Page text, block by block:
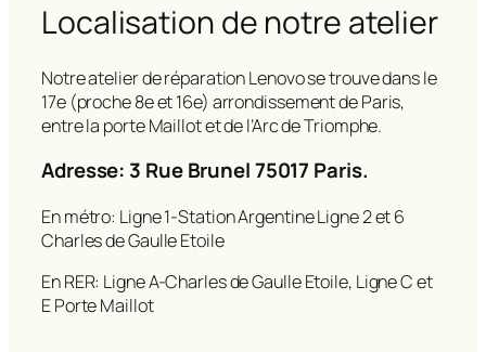
Localisation de notre atelier
Notre atelier de réparation Lenovo se trouve dans le
17e (proche 8e et 16e) arrondissement de Paris,
entre la porte Maillot et de l’Arc de Triomphe.
Adresse: 3 Rue Brunel 75017 Paris.
En métro: Ligne 1-Station Argentine Ligne 2 et 6
Charles de Gaulle Etoile
En RER: Ligne A-Charles de Gaulle Etoile, Ligne C et
E Porte Maillot